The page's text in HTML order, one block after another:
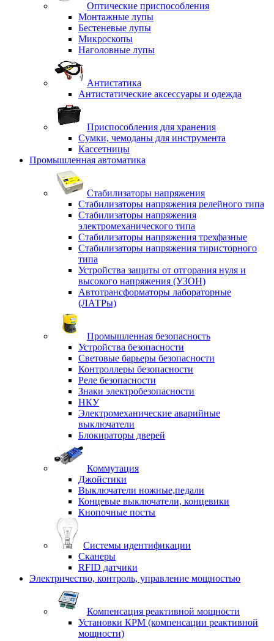
Оптические приспособления
Монтажные лупы
Бестеневые лупы
Микроскопы
Наголовные лупы
Антистатика
Антистатические аксессуары и одежда
Приспособления для хранения
Сумки, чемоданы для инструмента
Кассетницы
Промышленная автоматика
Стабилизаторы напряжения
Стабилизаторы напряжения релейного типа
Стабилизаторы напряжения
электромеханического типа
Стабилизаторы напряжения трехфазные
Стабилизаторы напряжения тиристорного
типа
Устройства защиты от отгорания нуля и
высокого напряжения (УЗОН)
Автотрансформаторы лабораторные
(ЛАТРы)
Промышленная безопасность
Устройства безопасности
Световые барьеры безопасности
Контроллеры безопасности
Реле безопасности
Знаки электробезопасности
НКУ
Электромеханические аварийные
выключатели
Блокираторы дверей
Коммутация
Джойстики
Выключатели ножные,педали
Концевые выключатели, концевики
Кнопочные посты
Системы идентификации
Сканеры
RFID датчики
Электричество, контроль, управление мощностью
Компенсация реактивной мощности
Установки КРМ (компенсации реактивной
мощности)